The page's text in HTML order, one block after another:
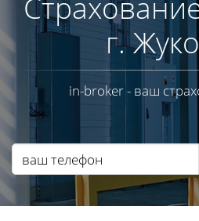
г.
in-broker - ваш